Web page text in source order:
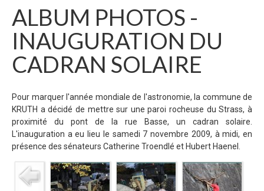
ALBUM PHOTOS -
INAUGURATION DU
CADRAN SOLAIRE
Pour marquer l'année mondiale de l'astronomie, la commune de
KRUTH a décidé de mettre sur une paroi rocheuse du Strass, à
proximité du pont de la rue Basse, un cadran solaire.
L'inauguration a eu lieu le samedi 7 novembre 2009, à midi, en
présence des sénateurs Catherine Troendlé et Hubert Haenel.